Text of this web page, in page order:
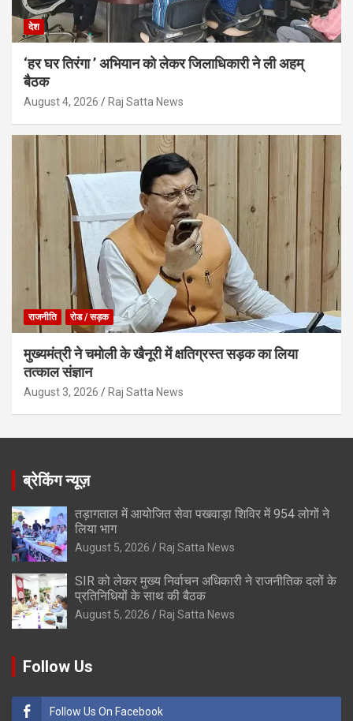
देश
‘हर घर तिरंगा ’ अभियान को लेकर जिलाधिकारी ने ली अहम्
बैठक
August 4, 2026 Raj Satta News
राजनीति रोड / सड़क
मुख्यमंत्री ने चमोली के खैनूरी में क्षतिग्रस्त सड़क का लिया
तत्काल संज्ञान
August 3, 2026 Raj Satta News
ब्रेकिंग न्यूज़
तड़ागताल में आयोजित सेवा पखवाड़ा शिविर में 954 लोगों ने
लिया भाग
August 5, 2026 Raj Satta News
SIR को लेकर मुख्य निर्वाचन अधिकारी ने राजनीतिक दलों के
प्रतिनिधियों के साथ की बैठक
August 5, 2026 Raj Satta News
Follow Us
Follow Us On Facebook